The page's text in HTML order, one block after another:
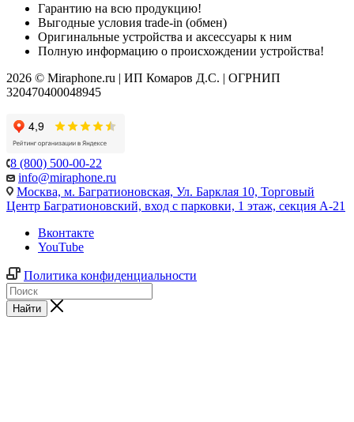
Гарантию на всю продукцию!
Выгодные условия trade-in (обмен)
Оригинальные устройства и аксессуары к ним
Полную информацию о происхождении устройства!
2026 © Miraphone.ru | ИП Комаров Д.С. | ОГРНИП
320470400048945
8 (800) 500-00-22
info@miraphone.ru
Москва, м. Багратионовская, Ул. Барклая 10, Торговый
Центр Багратионовский, вход с парковки, 1 этаж, секция А-21
Вконтакте
YouTube
Политика конфиденциальности
Найти